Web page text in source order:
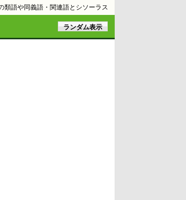
類語や同義語・関連語とシソーラス